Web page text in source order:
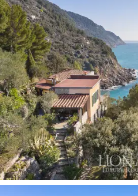
merinäköalalla. Siinä on
niille, jotka rakastavat Ligurian
kristallisinistä merta ja